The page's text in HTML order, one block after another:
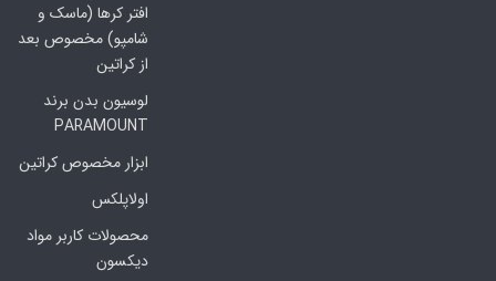
افتر کرها (ماسک و
شامپو) مخصوص بعد
از کراتین
لوسیون بدن برند
PARAMOUNT
ابزار مخصوص کراتین
اولاپلکس
محصولات کاربر مواد
دیکسون